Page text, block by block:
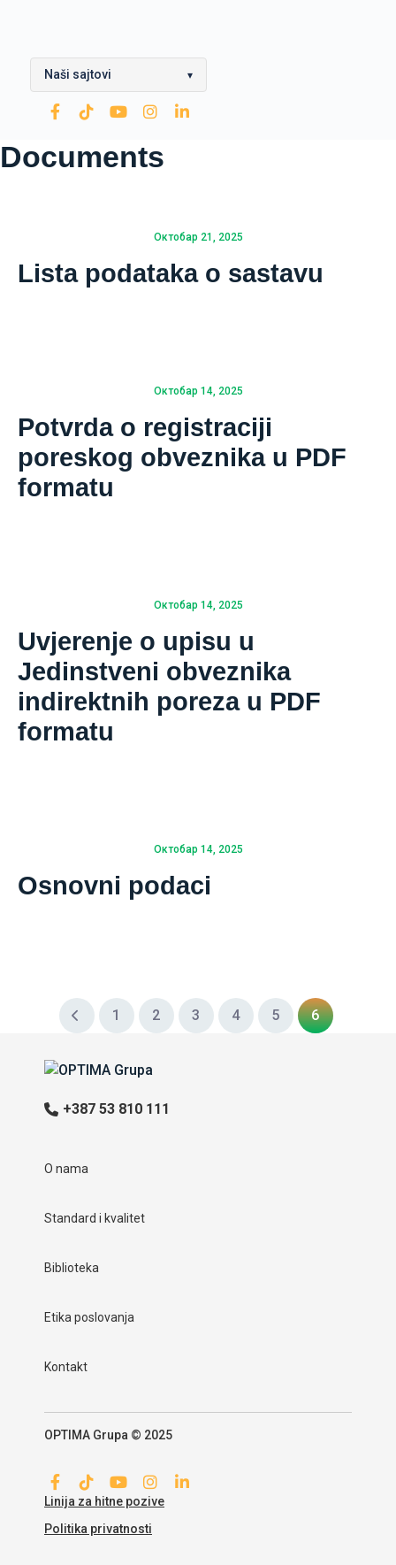
Naši sajtovi ▾
OPTIMA Grupa
Rafinerija ulja Modriča
Nestro Petrol
Documents
Октобар 21, 2025
Lista podataka o sastavu
Октобар 14, 2025
Potvrda o registraciji
poreskog obveznika u PDF
formatu
Октобар 14, 2025
Uvjerenje o upisu u
Jedinstveni obveznika
indirektnih poreza u PDF
formatu
Октобар 14, 2025
Osnovni podaci
1 2 3 4 5 6
+387 53 810 111
O nama
Standard i kvalitet
Biblioteka
Etika poslovanja
Kontakt
OPTIMA Grupa © 2025
Linija za hitne pozive
Politika privatnosti